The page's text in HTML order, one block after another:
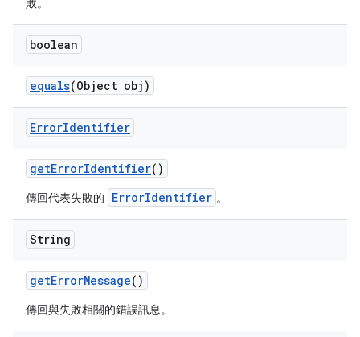
敗。
boolean
equals(Object obj)
ErrorIdentifier
getErrorIdentifier()
傳回代表失敗的 ErrorIdentifier 。
String
getErrorMessage()
傳回與失敗相關的錯誤訊息。